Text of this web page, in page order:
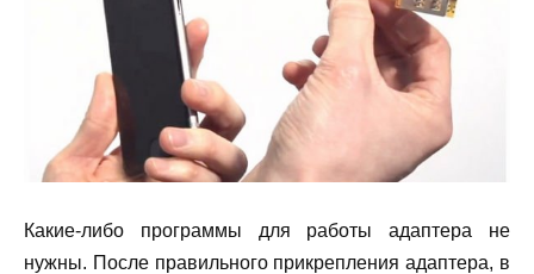
Какие-либо программы для работы адаптера не
нужны. После правильного прикрепления адаптера, в